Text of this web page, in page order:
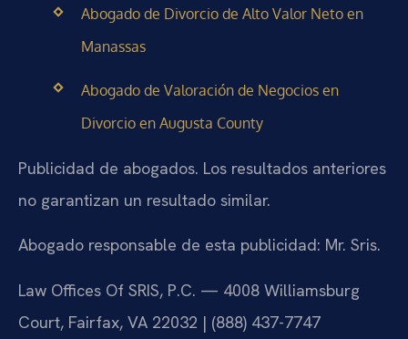
Abogado de Divorcio de Alto Valor Neto en
Manassas
Abogado de Valoración de Negocios en
Divorcio en Augusta County
Publicidad de abogados. Los resultados anteriores
no garantizan un resultado similar.
Abogado responsable de esta publicidad: Mr. Sris.
Law Offices Of SRIS, P.C. — 4008 Williamsburg
Court, Fairfax, VA 22032 | (888) 437-7747